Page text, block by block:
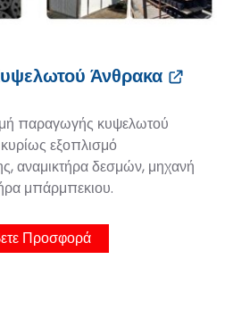
Άνθρακα
παραγωγής κυψελωτού
εξοπλισμό
αναμικτήρα δεσμών, μηχανή
μπάρμπεκιου.
Προσφορά